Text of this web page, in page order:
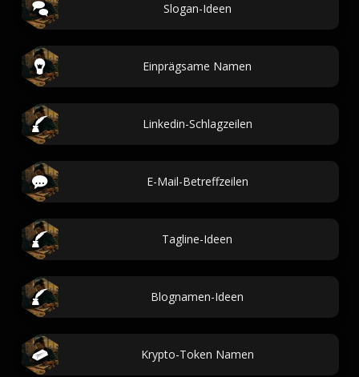
Slogan-Ideen
Einprägsame Namen
Linkedin-Schlagzeilen
E-Mail-Betreffzeilen
Tagline-Ideen
Blognamen-Ideen
Krypto-Token Namen